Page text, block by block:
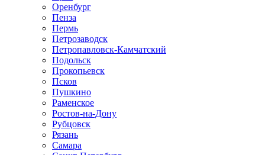
Оренбург
Пенза
Пермь
Петрозаводск
Петропавловск-Камчатский
Подольск
Прокопьевск
Псков
Пушкино
Раменское
Ростов-на-Дону
Рубцовск
Рязань
Самара